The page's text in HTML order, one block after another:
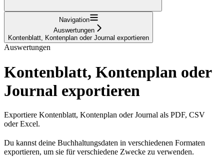
Navigation
Auswertungen
Kontenblatt, Kontenplan oder Journal exportieren
Auswertungen
Kontenblatt, Kontenplan oder
Journal exportieren
Exportiere Kontenblatt, Kontenplan oder Journal als PDF, CSV
oder Excel.
Du kannst deine Buchhaltungsdaten in verschiedenen Formaten
exportieren, um sie für verschiedene Zwecke zu verwenden.